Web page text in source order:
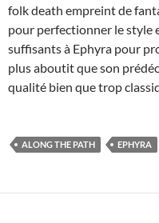
folk death empreint de
pour perfectionner le style
suffisants à Ephyra pour
plus aboutit que son
qualité bien que trop
ALONG THE PATH EPHYRA